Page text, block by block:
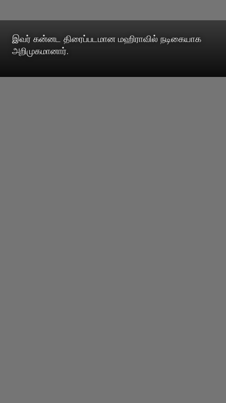
இவர் கன்னட திரைப்படமான மஹிராவில் நடிகையாக
அறிமுகமானார்.